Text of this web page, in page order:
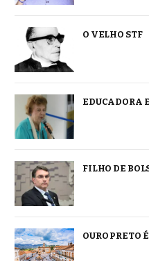
O VELHO STF
EDUCADORA
FILHO DE
OURO PRETO